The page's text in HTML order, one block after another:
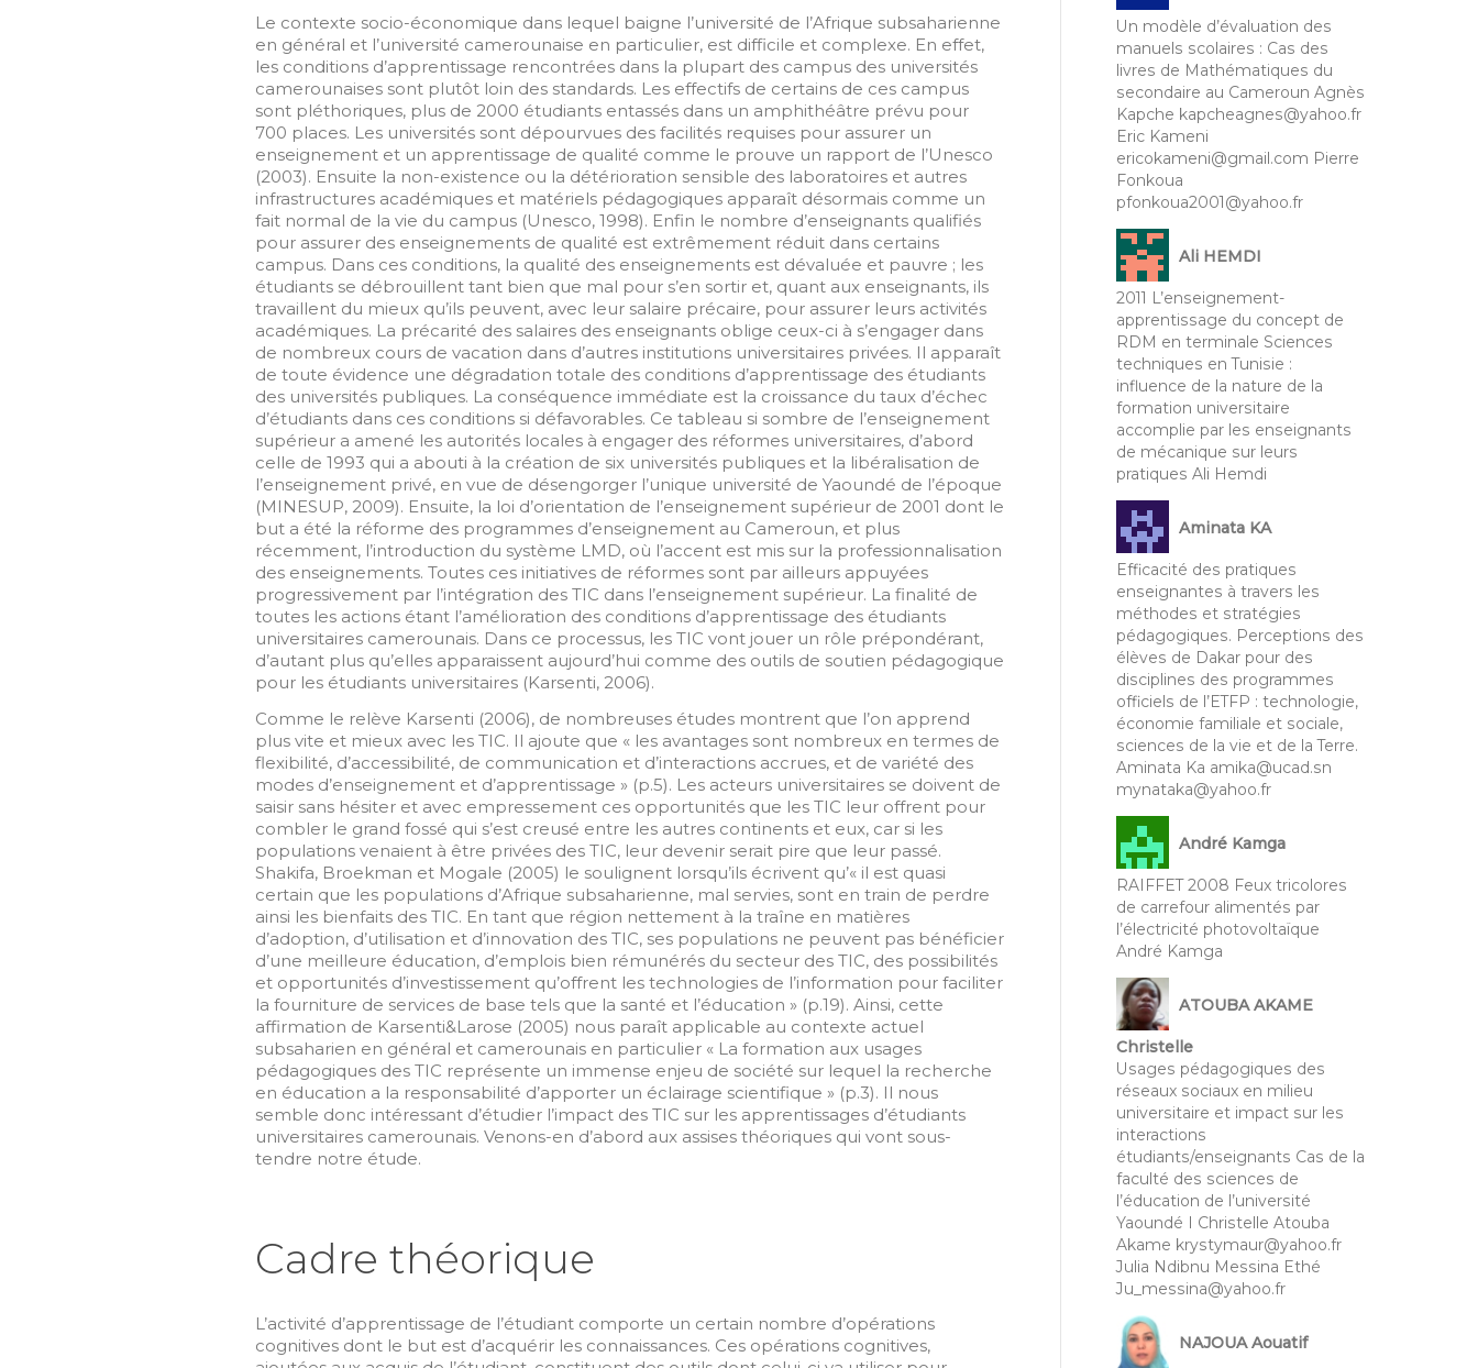
Le contexte socio-économique dans lequel baigne l’université de l’Afrique subsaharienne
en général et l’université camerounaise en particulier, est difficile et complexe. En effet,
les conditions d’apprentissage rencontrées dans la plupart des campus des universités
camerounaises sont plutôt loin des standards. Les effectifs de certains de ces campus
sont pléthoriques, plus de 2000 étudiants entassés dans un amphithéâtre prévu pour
700 places. Les universités sont dépourvues des facilités requises pour assurer un
enseignement et un apprentissage de qualité comme le prouve un rapport de l’Unesco
(2003). Ensuite la non-existence ou la détérioration sensible des laboratoires et autres
infrastructures académiques et matériels pédagogiques apparaît désormais comme un
fait normal de la vie du campus (Unesco, 1998). Enfin le nombre d’enseignants qualifiés
pour assurer des enseignements de qualité est extrêmement réduit dans certains
campus. Dans ces conditions, la qualité des enseignements est dévaluée et pauvre ; les
étudiants se débrouillent tant bien que mal pour s’en sortir et, quant aux enseignants, ils
travaillent du mieux qu’ils peuvent, avec leur salaire précaire, pour assurer leurs activités
académiques. La précarité des salaires des enseignants oblige ceux-ci à s’engager dans
de nombreux cours de vacation dans d’autres institutions universitaires privées. Il apparaît
de toute évidence une dégradation totale des conditions d’apprentissage des étudiants
des universités publiques. La conséquence immédiate est la croissance du taux d’échec
d’étudiants dans ces conditions si défavorables. Ce tableau si sombre de l’enseignement
supérieur a amené les autorités locales à engager des réformes universitaires, d’abord
celle de 1993 qui a abouti à la création de six universités publiques et la libéralisation de
l’enseignement privé, en vue de désengorger l’unique université de Yaoundé de l’époque
(MINESUP, 2009). Ensuite, la loi d’orientation de l’enseignement supérieur de 2001 dont le
but a été la réforme des programmes d’enseignement au Cameroun, et plus
récemment, l’introduction du système LMD, où l’accent est mis sur la professionnalisation
des enseignements. Toutes ces initiatives de réformes sont par ailleurs appuyées
progressivement par l’intégration des TIC dans l’enseignement supérieur. La finalité de
toutes les actions étant l’amélioration des conditions d’apprentissage des étudiants
universitaires camerounais. Dans ce processus, les TIC vont jouer un rôle prépondérant,
d’autant plus qu’elles apparaissent aujourd’hui comme des outils de soutien pédagogique
pour les étudiants universitaires (Karsenti, 2006).
Comme le relève Karsenti (2006), de nombreuses études montrent que l’on apprend
plus vite et mieux avec les TIC. Il ajoute que « les avantages sont nombreux en termes de
flexibilité, d’accessibilité, de communication et d’interactions accrues, et de variété des
modes d’enseignement et d’apprentissage » (p.5). Les acteurs universitaires se doivent de
saisir sans hésiter et avec empressement ces opportunités que les TIC leur offrent pour
combler le grand fossé qui s’est creusé entre les autres continents et eux, car si les
populations venaient à être privées des TIC, leur devenir serait pire que leur passé.
Shakifa, Broekman et Mogale (2005) le soulignent lorsqu’ils écrivent qu’« il est quasi
certain que les populations d’Afrique subsaharienne, mal servies, sont en train de perdre
ainsi les bienfaits des TIC. En tant que région nettement à la traîne en matières
d’adoption, d’utilisation et d’innovation des TIC, ses populations ne peuvent pas bénéficier
d’une meilleure éducation, d’emplois bien rémunérés du secteur des TIC, des possibilités
et opportunités d’investissement qu’offrent les technologies de l’information pour faciliter
la fourniture de services de base tels que la santé et l’éducation » (p.19). Ainsi, cette
affirmation de Karsenti&Larose (2005) nous paraît applicable au contexte actuel
subsaharien en général et camerounais en particulier « La formation aux usages
pédagogiques des TIC représente un immense enjeu de société sur lequel la recherche
en éducation a la responsabilité d’apporter un éclairage scientifique » (p.3). Il nous
semble donc intéressant d’étudier l’impact des TIC sur les apprentissages d’étudiants
universitaires camerounais. Venons-en d’abord aux assises théoriques qui vont sous-
tendre notre étude.
Cadre théorique
L’activité d’apprentissage de l’étudiant comporte un certain nombre d’opérations
cognitives dont le but est d’acquérir les connaissances. Ces opérations cognitives,
Un modèle d’évaluation des
manuels scolaires : Cas des
livres de Mathématiques du
secondaire au Cameroun Agnès
Kapche kapcheagnes@yahoo.fr
Eric Kameni
ericokameni@gmail.com Pierre
Fonkoua
pfonkoua2001@yahoo.fr
Ali HEMDI
2011 L’enseignement-
apprentissage du concept de
RDM en terminale Sciences
techniques en Tunisie :
influence de la nature de la
formation universitaire
accomplie par les enseignants
de mécanique sur leurs
pratiques Ali Hemdi
Aminata KA
Efficacité des pratiques
enseignantes à travers les
méthodes et stratégies
pédagogiques. Perceptions des
élèves de Dakar pour des
disciplines des programmes
officiels de l’ETFP : technologie,
économie familiale et sociale,
sciences de la vie et de la Terre.
Aminata Ka amika@ucad.sn
mynataka@yahoo.fr
André Kamga
RAIFFET 2008 Feux tricolores
de carrefour alimentés par
l’électricité photovoltaïque
André Kamga
ATOUBA AKAME
Christelle
Usages pédagogiques des
réseaux sociaux en milieu
universitaire et impact sur les
interactions
étudiants/enseignants Cas de la
faculté des sciences de
l’éducation de l’université
Yaoundé I Christelle Atouba
Akame krystymaur@yahoo.fr
Julia Ndibnu Messina Ethé
Ju_messina@yahoo.fr
NAJOUA Aouatif